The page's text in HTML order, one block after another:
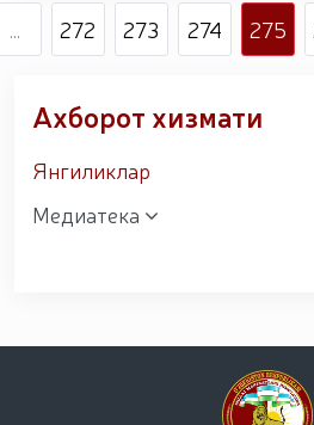
272 273 274 275
Ахборот хизмати
Янгиликлар
Медиатека